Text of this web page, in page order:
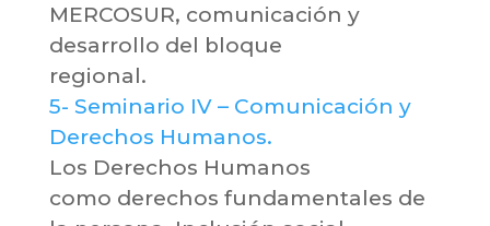
MERCOSUR, comunicación y
desarrollo del bloque
regional.
5- Seminario IV – Comunicación y
Derechos Humanos.
Los Derechos Humanos
como derechos fundamentales de